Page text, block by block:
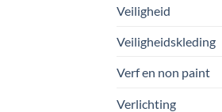
Veiligheid
Veiligheidskleding
Verf en non paint
Verlichting